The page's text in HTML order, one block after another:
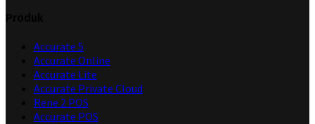
Accurate 5
Accurate Online
Accurate Lite
Accurate Private Cloud
Rene 2 POS
Accurate POS